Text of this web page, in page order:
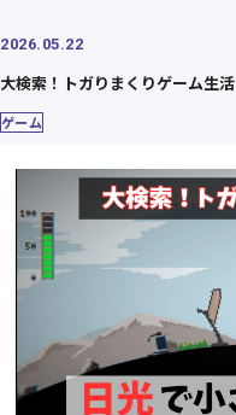
2026.05.22
大検索！トガりまくりゲーム生活
ゲーム